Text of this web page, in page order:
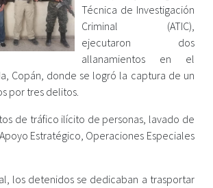
Técnica de Investigación
Criminal (ATIC),
ejecutaron dos
allanamientos en el
Copán, donde se logró la captura de un
por tres delitos.
de tráfico ilícito de personas, lavado de
Estratégico, Operaciones Especiales
los detenidos se dedicaban a trasportar